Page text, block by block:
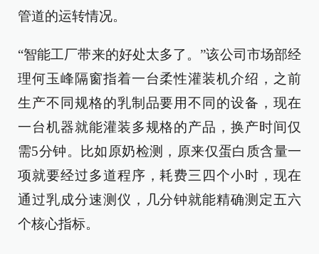
管道的运转情况。
“智能工厂带来的好处太多了。”该公司市场部经
理何玉峰隔窗指着一台柔性灌装机介绍，之前
生产不同规格的乳制品要用不同的设备，现在
一台机器就能灌装多规格的产品，换产时间仅
需5分钟。比如原奶检测，原来仅蛋白质含量一
项就要经过多道程序，耗费三四个小时，现在
通过乳成分速测仪，几分钟就能精确测定五六
个核心指标。